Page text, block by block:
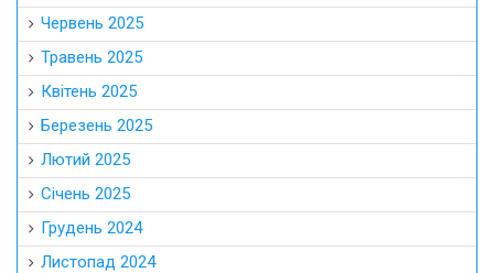
Червень 2025
Травень 2025
Квітень 2025
Березень 2025
Лютий 2025
Січень 2025
Грудень 2024
Листопад 2024